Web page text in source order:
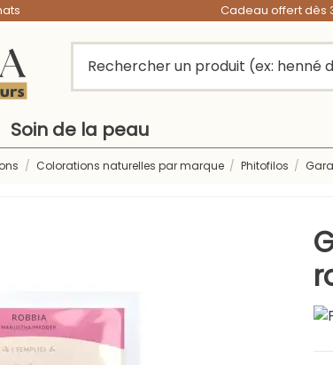
Cadeau offert dès
Soin de la peau
Colorations naturelles par marque Phitofilos